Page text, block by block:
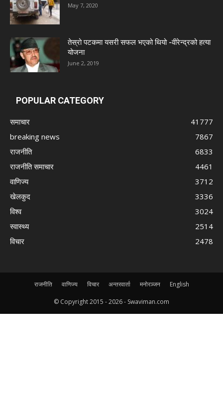
May 7, 2020
तेस्रो पटकमा यसरी सफल भएको थियो -वीरेन्द्रको हत्या
योजना
June 2, 2019
POPULAR CATEGORY
समाचार
41777
breaking news
7867
राजनीति
6833
राजनीति समाचार
4461
वाणिज्य
3712
खेलकुद
3336
विश्व
3024
स्वास्थ्य
2514
विचार
2478
राजनीति वाणिज्य विचार अन्तरवार्ता मनोरञ्जन English
© Copyright 2015 -2026 - Swaviman.com